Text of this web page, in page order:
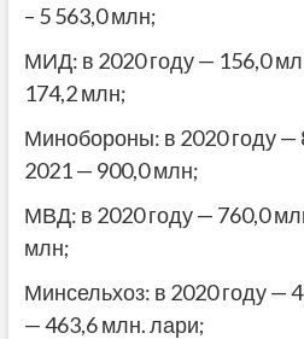
– 5 563,0 млн;
МИД: в 2020 году — 156,0
174,2 млн;
Минобороны: в 2020 году —
2021 — 900,0 млн;
МВД: в 2020 году — 760,0
млн;
Минсельхоз: в 2020 году —
— 463,6 млн. лари;